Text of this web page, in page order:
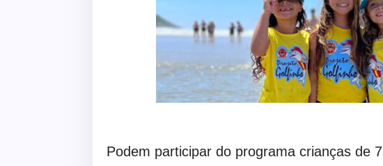
Podem participar do programa crianças de